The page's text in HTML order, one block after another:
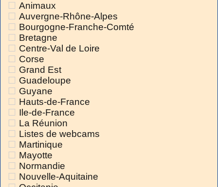
Animaux
Auvergne-Rhône-Alpes
Bourgogne-Franche-Comté
Bretagne
Centre-Val de Loire
Corse
Grand Est
Guadeloupe
Guyane
Hauts-de-France
Ile-de-France
La Réunion
Listes de webcams
Martinique
Mayotte
Normandie
Nouvelle-Aquitaine